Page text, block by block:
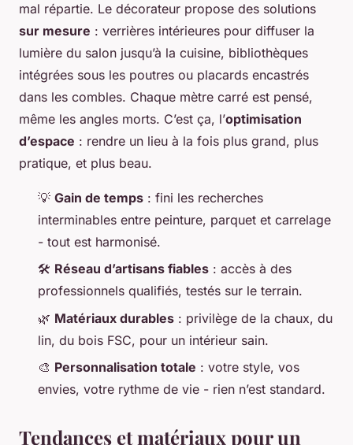
mal répartie. Le décorateur propose des solutions
sur mesure : verrières intérieures pour diffuser la
lumière du salon jusqu’à la cuisine, bibliothèques
intégrées sous les poutres ou placards encastrés
dans les combles. Chaque mètre carré est pensé,
même les angles morts. C’est ça, l’optimisation
d’espace : rendre un lieu à la fois plus grand, plus
pratique, et plus beau.
💡 Gain de temps : fini les recherches
interminables entre peinture, parquet et carrelage
- tout est harmonisé.
🛠️ Réseau d’artisans fiables : accès à des
professionnels qualifiés, testés sur le terrain.
🌿 Matériaux durables : privilège de la chaux, du
lin, du bois FSC, pour un intérieur sain.
🎨 Personnalisation totale : votre style, vos
envies, votre rythme de vie - rien n’est standard.
Tendances et matériaux pour un